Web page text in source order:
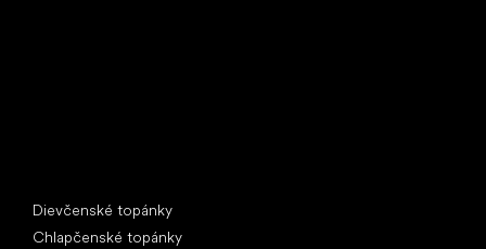
Dievčenské topánky
Chlapčenské topánky